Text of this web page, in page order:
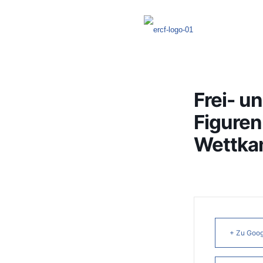
Frei-
+ Zu